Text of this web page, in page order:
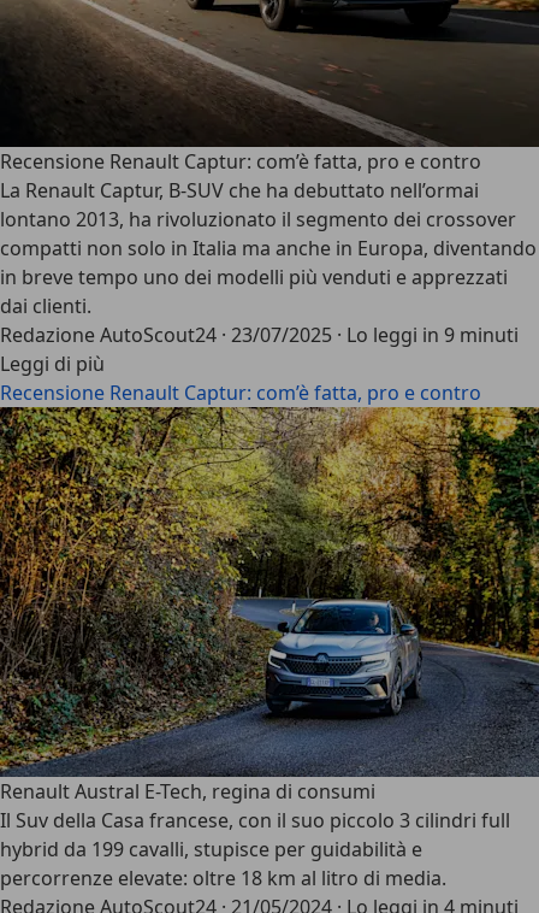
Recensione Renault Captur: com’è fatta, pro e contro
La Renault Captur, B-SUV che ha debuttato nell’ormai
lontano 2013, ha rivoluzionato il segmento dei crossover
compatti non solo in Italia ma anche in Europa, diventando
in breve tempo uno dei modelli più venduti e apprezzati
dai clienti.
Redazione AutoScout24 · 23/07/2025 · Lo leggi in 9 minuti
Leggi di più
Recensione Renault Captur: com’è fatta, pro e contro
Renault Austral E-Tech, regina di consumi
Il Suv della Casa francese, con il suo piccolo 3 cilindri full
hybrid da 199 cavalli, stupisce per guidabilità e
percorrenze elevate: oltre 18 km al litro di media.
Redazione AutoScout24 · 21/05/2024 · Lo leggi in 4 minuti